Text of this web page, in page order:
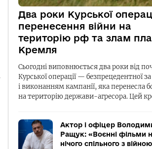
Два роки Курської
перенесення війни на
територію рф та злам
Кремля
Сьогодні виповнюється два роки від
Курської операції — безпрецедентної
і виконанням кампанії, яка перенесла
на територію держави-агресора. Цей
Актор і офіцер
Ращук: «Воєнні фільми
нічого спільного з